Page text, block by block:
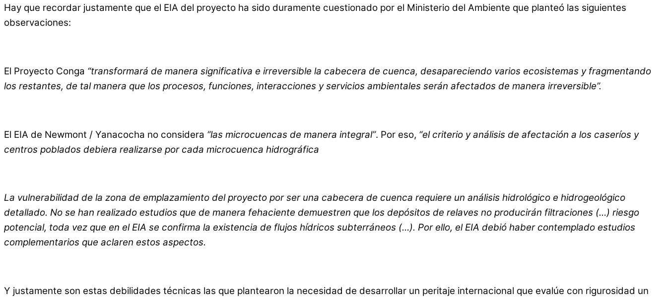
Hay que recordar justamente que el EIA del proyecto ha sido duramente cuestionado por el Ministerio del Ambiente que planteó las siguientes
observaciones:
El Proyecto Conga “transformará de manera significativa e irreversible la cabecera de cuenca, desapareciendo varios ecosistemas y fragmentando
los restantes, de tal manera que los procesos, funciones, interacciones y servicios ambientales serán afectados de manera irreversible”.
El EIA de Newmont / Yanacocha no considera “las microcuencas de manera integral”. Por eso, “el criterio y análisis de afectación a los caseríos y
centros poblados debiera realizarse por cada microcuenca hidrográfica
La vulnerabilidad de la zona de emplazamiento del proyecto por ser una cabecera de cuenca requiere un análisis hidrológico e hidrogeológico
detallado. No se han realizado estudios que de manera fehaciente demuestren que los depósitos de relaves no producirán filtraciones (…) riesgo
potencial, toda vez que en el EIA se confirma la existencia de flujos hídricos subterráneos (…). Por ello, el EIA debió haber contemplado estudios
complementarios que aclaren estos aspectos.
Y justamente son estas debilidades técnicas las que plantearon la necesidad de desarrollar un peritaje internacional que evalúe con rigurosidad un